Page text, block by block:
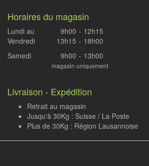
Horaires du magasin
Lundi au
Vendredi
9h00
13h15
-
-
12h15
18h00
Samedi
9h00 - 13h00
magasin uniquement
Livraison - Expédition
Retrait au magasin
Jusqu'à 30Kg : Suisse / La Poste
Plus de 30Kg : Région Lausannoise